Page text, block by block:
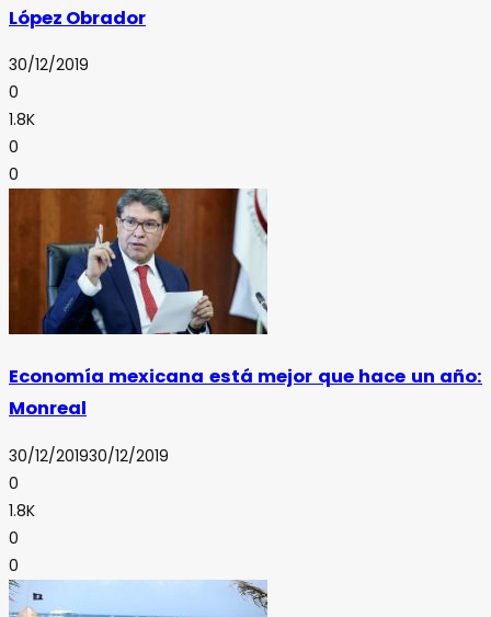
López Obrador
30/12/2019
0
1.8K
0
0
Economía mexicana está mejor que hace un año:
Monreal
30/12/201930/12/2019
0
1.8K
0
0